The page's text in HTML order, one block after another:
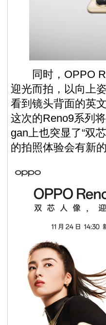
同时，OPPO
迎光而拍，以向上
看到镜头背面的英
这次的Reno9系列
gan上也突显了“双
的拍照体验会有新的